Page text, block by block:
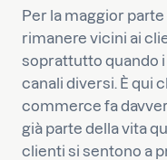
Per la maggior
rimanere vicini ai
soprattutto quando
canali diversi. È qui
commerce fa
già parte della vita
clienti si sentono a